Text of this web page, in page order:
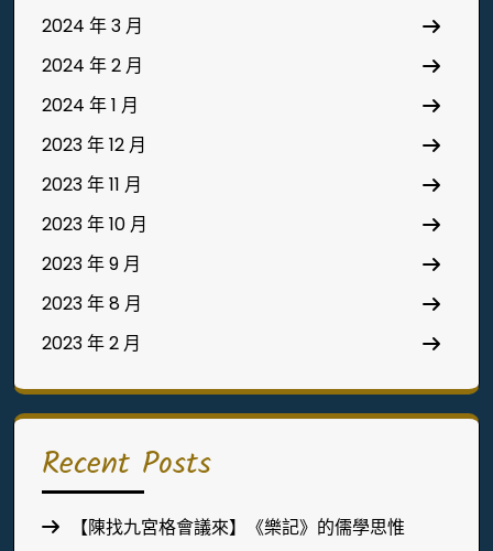
2024 年 3 月
2024 年 2 月
2024 年 1 月
2023 年 12 月
2023 年 11 月
2023 年 10 月
2023 年 9 月
2023 年 8 月
2023 年 2 月
Recent Posts
【陳找九宮格會議來】《樂記》的儒學思惟